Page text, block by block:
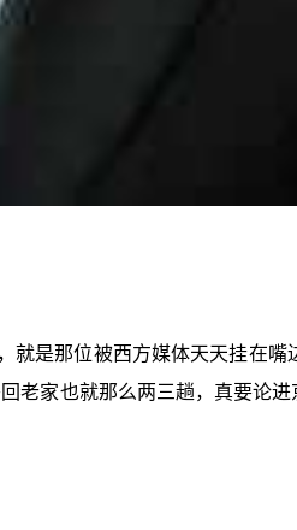
是那位被西方媒体天天挂在嘴
老家也就那么两三趟，真要论